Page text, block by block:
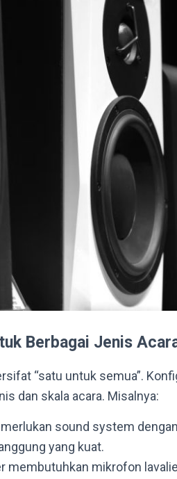
Berbagai Jenis
“satu untuk semua”.
dan skala acara. Misalnya:
sound system
yang kuat.
membutuhkan mikrofon